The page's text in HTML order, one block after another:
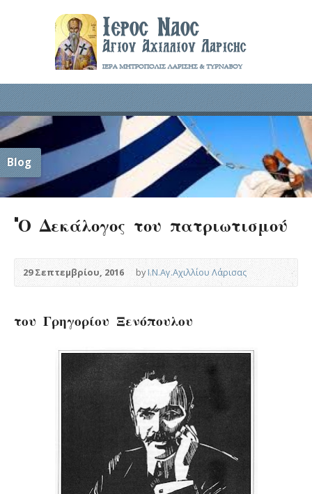
Blog
“Ο Δεκάλογος του πατριωτισμού
29 Σεπτεμβρίου, 2016 byΙ.Ν.Αγ.Αχιλλίου Λάρισας
του Γρηγορίου Ξενόπουλου